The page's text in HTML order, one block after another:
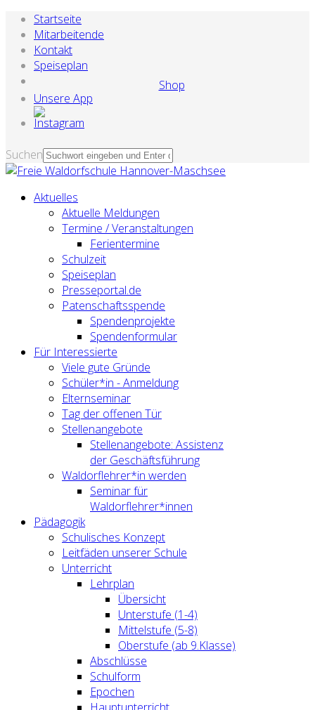
Startseite
Mitarbeitende
Kontakt
Speiseplan
Shop
Unsere App
Suchen
Aktuelles
Aktuelle Meldungen
Termine / Veranstaltungen
Ferientermine
Schulzeit
Speiseplan
Presseportal.de
Patenschaftsspende
Spendenprojekte
Spendenformular
Für Interessierte
Viele gute Gründe
Schüler*in - Anmeldung
Elternseminar
Tag der offenen Tür
Stellenangebote
Stellenangebote: Assistenz
der Geschäftsführung
Waldorflehrer*in werden
Seminar für
Waldorflehrer*innen
Pädagogik
Schulisches Konzept
Leitfäden unserer Schule
Unterricht
Lehrplan
Übersicht
Unterstufe (1-4)
Mittelstufe (5-8)
Oberstufe (ab 9.Klasse)
Abschlüsse
Schulform
Epochen